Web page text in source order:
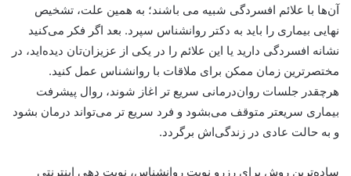
آن‌ها با علائم افسردگی شبیه می باشند؛ به همین علت، تشخیص
نهایی بیماری را باید به دکتر روانشناس سپرد. بعد اگر فکر می‌کنید
نشانه افسردگی دارید یا این علائم را در یکی از عزیزان‌تان دیده‌اید، در
مختصر‌ترین زمان ممکن برای ملاقات با روانشناس عمل کنید.
هرچقدر جلسات روان‌درمانی سریع تر اغاز شوند، روال پیشرفت
بیماری سریعتر متوقف می‌بشود و فرد سریع تر می‌تواند درمان بشود
و به حالت عادی در زندگی‌اش برگردد.
ساده‌ترین روش برای رزرو نوبت روانشناس، نوبت دهی اینترنتی